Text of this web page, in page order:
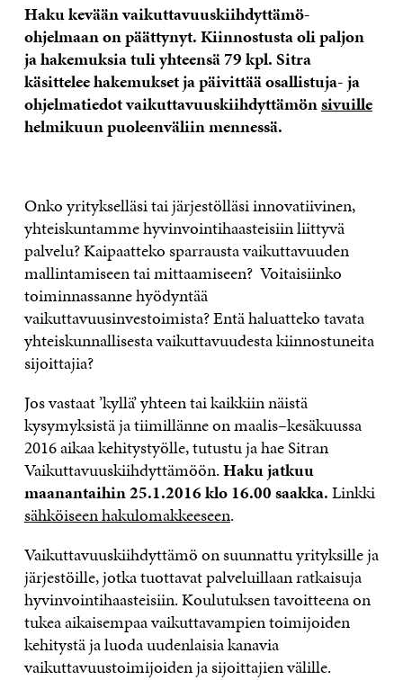
Haku kevään vaikuttavuuskiihdyttämö-
ohjelmaan on päättynyt. Kiinnostusta oli paljon
ja hakemuksia tuli yhteensä 79 kpl. Sitra
käsittelee hakemukset ja päivittää osallistuja- ja
ohjelmatiedot vaikuttavuuskiihdyttämönsivuille
helmikuun puoleenväliin mennessä.
Onko yritykselläsi tai järjestölläsi innovatiivinen,
yhteiskuntamme hyvinvointihaasteisiin liittyvä
palvelu? Kaipaatteko sparrausta vaikuttavuuden
mallintamiseen tai mittaamiseen? Voitaisiinko
toiminnassanne hyödyntää
vaikuttavuusinvestoimista? Entä haluatteko tavata
yhteiskunnallisesta vaikuttavuudesta kiinnostuneita
sijoittajia?
Jos vastaat ’kyllä’ yhteen tai kaikkiin näistä
kysymyksistä ja tiimillänne on maalis–kesäkuussa
2016 aikaa kehitystyölle, tutustu ja hae Sitran
Vaikuttavuuskiihdyttämöön.Haku jatkuu
maanantaihin 25.1.2016 klo 16.00 saakka.Linkki
sähköiseen hakulomakkeeseen.
Vaikuttavuuskiihdyttämö on suunnattu yrityksille ja
järjestöille, jotka tuottavat palveluillaan ratkaisuja
hyvinvointihaasteisiin. Koulutuksen tavoitteena on
tukea aikaisempaa vaikuttavampien toimijoiden
kehitystä ja luoda uudenlaisia kanavia
vaikuttavuustoimijoiden ja sijoittajien välille.